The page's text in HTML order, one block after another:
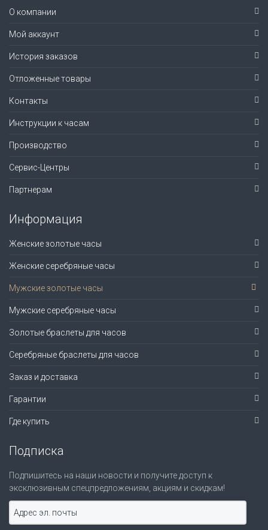
О компании
Мой аккаунт
История заказов
Отложенные товары
Контакты
Инструкции к часам
Производство
Сервис-Центры
Партнерам
Информация
Женские золотые часы
Женские серебряные часы
Мужские золотые часы
Мужские серебряные часы
Золотые браслеты для часов
Серебряные браслеты для часов
Заказ и доставка
Гарантии
Где купить
Подписка
Подпишитесь на наши новости и получите доступ к
эксклюзивным спецпредложениям, акциям и скидкам!